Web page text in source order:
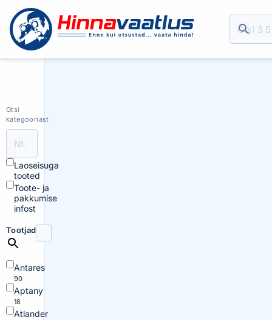
Otsi
kategooriast
Laoseisuga
tooted
Toote- ja
pakkumise
infost
Tootjad
Antares
90
Aptany
18
Atlander